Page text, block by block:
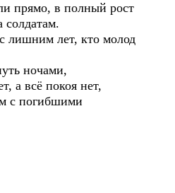
прямо, в полный рост
солдатам.
лишним лет, кто молод
ночами,
а всё покоя нет,
с погибшими